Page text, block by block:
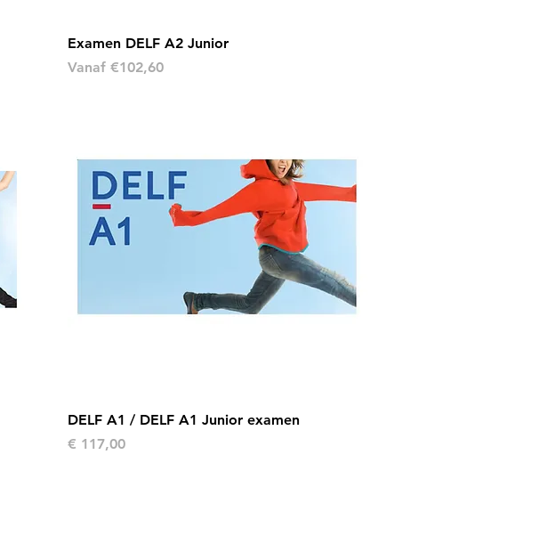
Examen DELF A2 Junior
Vanaf €102,60
Verkoopprijs
DELF A1 / DELF A1 Junior examen
Prijs
€ 117,00